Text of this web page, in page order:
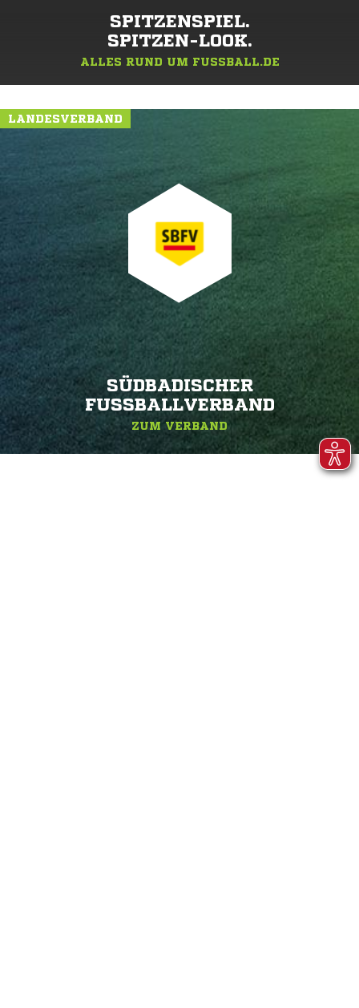
SPITZENSPIEL.
SPITZEN-LOOK.
ALLES RUND UM FUSSBALL.DE
LANDESVERBAND
SÜDBADISCHER
FUSSBALLVERBAND
ZUM VERBAND